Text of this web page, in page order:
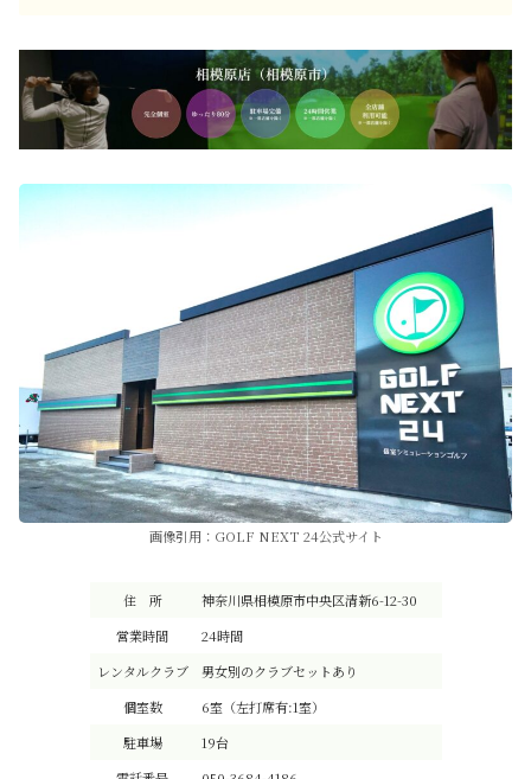
画像引用：GOLF NEXT 24公式サイト
住 所
神奈川県相模原市中央区清新6-12-30
営業時間
24時間
レンタルクラブ
男女別のクラブセットあり
個室数
6室（左打席有:1室）
駐車場
19台